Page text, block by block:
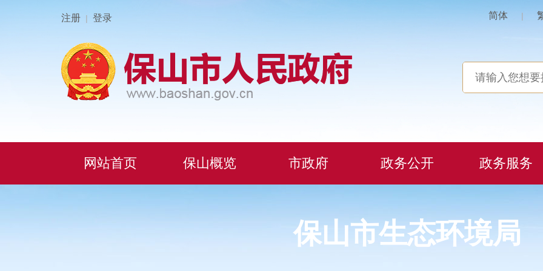
注册 | 登录 简体 |
网站首页 保山概览 市政府 政务公开 政务服务
保山市生态环境局